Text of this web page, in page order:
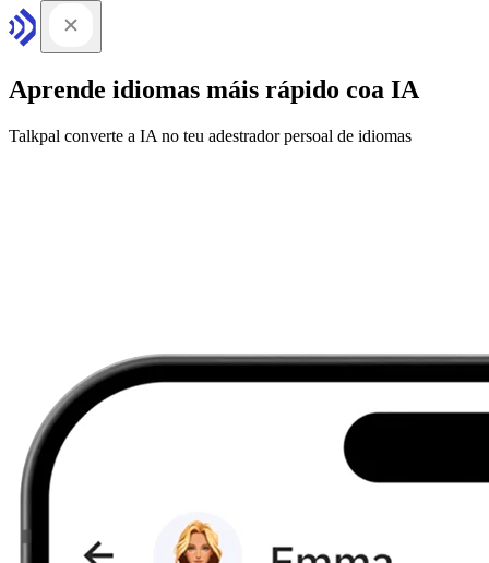
Aprende idiomas máis rápido coa IA
Talkpal converte a IA no teu adestrador persoal de idiomas